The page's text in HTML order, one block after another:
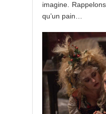
imagine.
qu’un pain…